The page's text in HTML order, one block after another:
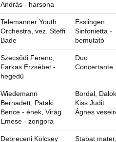
András - harsona
Telemanner Youth
Orchestra, vez. Steffi
Bade
Esslingen
Sinfonietta -
bemutató
Szecsődi Ferenc,
Farkas Erzsébet -
hegedű
Duo
Concertante
Wiedemann
Bernadett, Pataki
Bence - ének, Virág
Emese - zongora
Bordal, Dalok
Kiss Judit
Ágnes
Debreceni Kölcsey
Stabat mater,